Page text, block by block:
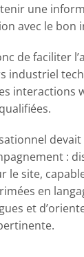
une
avec le bon
de faciliter
industriel
interactions
:
le site,
en
et